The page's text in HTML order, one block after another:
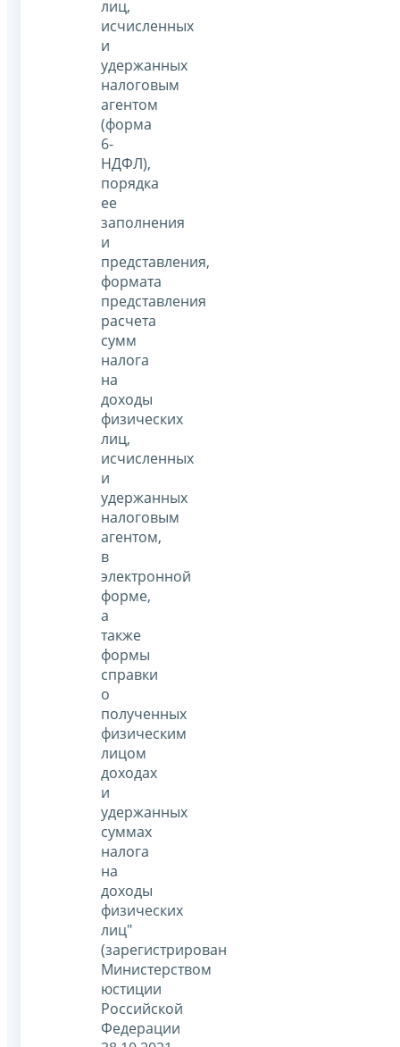
лиц,
исчисленных
и
удержанных
налоговым
агентом
(форма
6-
НДФЛ),
порядка
ее
заполнения
и
представления,
формата
представления
расчета
сумм
налога
на
доходы
физических
лиц,
исчисленных
и
удержанных
налоговым
агентом,
в
электронной
форме,
а
также
формы
справки
о
полученных
физическим
лицом
доходах
и
удержанных
суммах
налога
на
доходы
физических
лиц"
(зарегистрирован
Министерством
юстиции
Российской
Федерации